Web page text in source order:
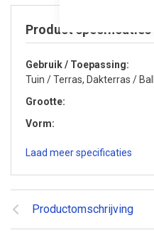
Productomschrijving
Product specificaties
Gebruik / Toepassing
Tuin / Terras, Dakterras /
Grootte
Vorm
Laad meer specificaties